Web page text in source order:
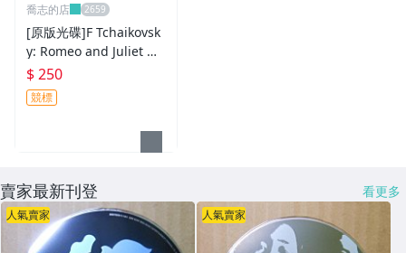
喬志的店
[原版光碟]F Tchaikovsk
y: Romeo and Juliet M
ADE IN GERMANY
$ 250
競標
賣家最新刊登 看更多
人氣賣家 人氣賣家